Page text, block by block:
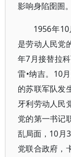
影响身陷囹圄。
1956年
是劳动人民党
年7月接替拉
雷•纳吉。10
的苏联军队发
牙利劳动人民
党的第一书记
乱局面，10月
党联合政府，